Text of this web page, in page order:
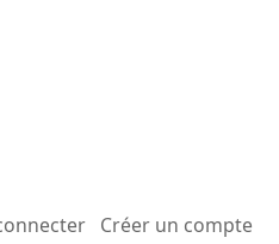
Créer un compte